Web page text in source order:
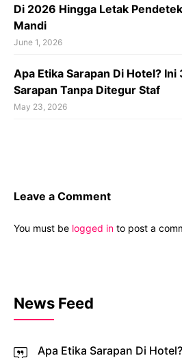
Di 2026 Hingga Letak
Mandi
June 1, 2026
Apa Etika Sarapan Di Hotel? Ini
Sarapan Tanpa Ditegur Staf
May 23, 2026
Leave a Comment
You must be logged in to post a
News Feed
Apa Etika Sarapan Di